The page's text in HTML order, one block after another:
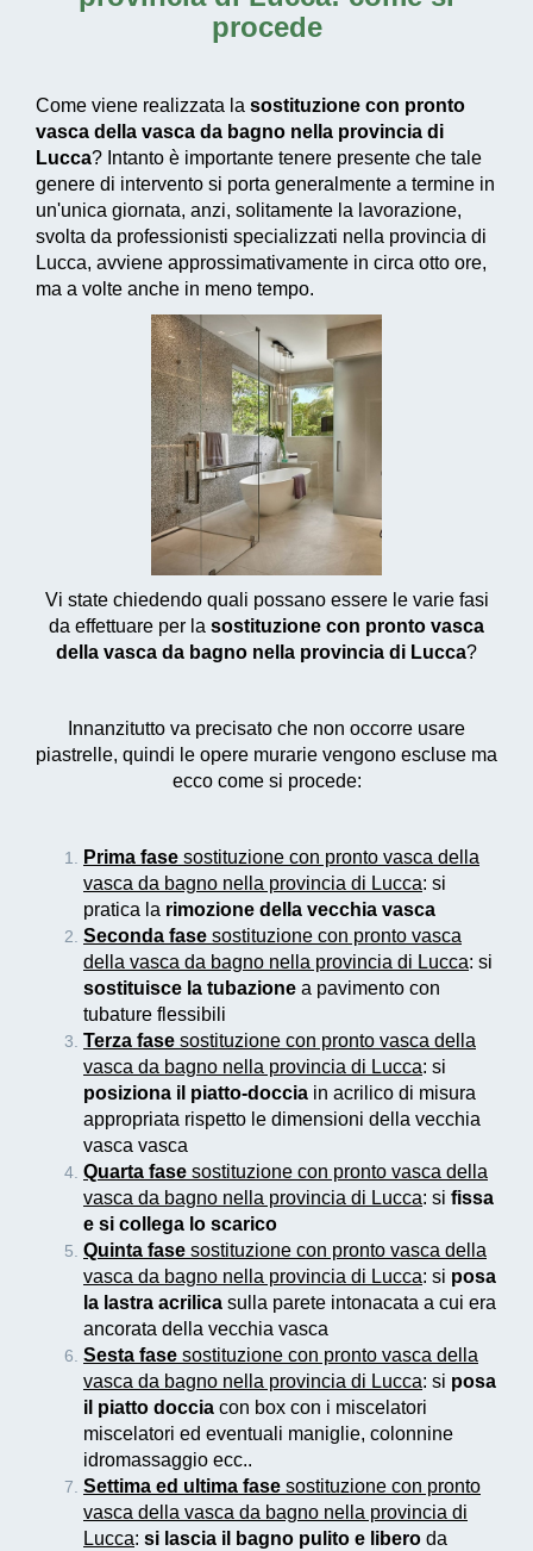
procede
Come viene realizzata la sostituzione con pronto
vasca della vasca da bagno nella provincia di
Lucca? Intanto è importante tenere presente che tale
genere di intervento si porta generalmente a termine in
un'unica giornata, anzi, solitamente la lavorazione,
svolta da professionisti specializzati nella provincia di
Lucca, avviene approssimativamente in circa otto ore,
ma a volte anche in meno tempo.
Vi state chiedendo quali possano essere le varie fasi
da effettuare per la sostituzione con pronto vasca
della vasca da bagno nella provincia di Lucca?
Innanzitutto va precisato che non occorre usare
piastrelle, quindi le opere murarie vengono escluse ma
ecco come si procede:
Prima fase sostituzione con pronto vasca della
vasca da bagno nella provincia di Lucca: si
pratica la rimozione della vecchia vasca
Seconda fase sostituzione con pronto vasca
della vasca da bagno nella provincia di Lucca: si
sostituisce la tubazione a pavimento con
tubature flessibili
Terza fase sostituzione con pronto vasca della
vasca da bagno nella provincia di Lucca: si
posiziona il piatto-doccia in acrilico di misura
appropriata rispetto le dimensioni della vecchia
vasca vasca
Quarta fase sostituzione con pronto vasca della
vasca da bagno nella provincia di Lucca: si fissa
e si collega lo scarico
Quinta fase sostituzione con pronto vasca della
vasca da bagno nella provincia di Lucca: si posa
la lastra acrilica sulla parete intonacata a cui era
ancorata della vecchia vasca
Sesta fase sostituzione con pronto vasca della
vasca da bagno nella provincia di Lucca: si posa
il piatto doccia con box con i miscelatori
miscelatori ed eventuali maniglie, colonnine
idromassaggio ecc..
Settima ed ultima fase sostituzione con pronto
vasca della vasca da bagno nella provincia di
Lucca: si lascia il bagno pulito e libero da